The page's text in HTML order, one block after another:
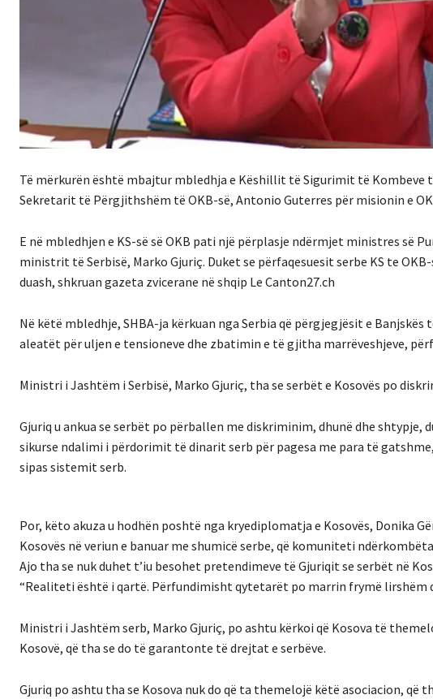
Të mërkurën është mbajtur mbledhja e Këshillit të Sigurimit të
Sekretarit të Përgjithshëm të OKB-së, Antonio Guterres për misionin e
E në mbledhjen e KS-së së OKB pati një përplasje ndërmjet ministres së
ministrit të Serbisë, Marko Gjuriç. Duket se përfaqesuesit serbe KS te
duash, shkruan gazeta zvicerane në shqip Le Canton27.ch
Në këtë mbledhje, SHBA-ja kërkuan nga Serbia që përgjegjësit e
aleatët për uljen e tensioneve dhe zbatimin e të gjitha marrëveshjeve,
Ministri i Jashtëm i Serbisë, Marko Gjuriç, tha se serbët e Kosovës po
Gjuriq u ankua se serbët po përballen me diskriminim, dhunë dhe shtypje,
sikurse ndalimi i përdorimit të dinarit serb për pagesa me para të
sipas sistemit serb.
Por, këto akuza u hodhën poshtë nga kryediplomatja e Kosovës, Donika
Kosovës në veriun e banuar me shumicë serbe, që komuniteti
Ajo tha se nuk duhet t’iu besohet pretendimeve të Gjuriqit se serbët në
“Realiteti është i qartë. Përfundimisht qytetarët po marrin frymë lirshëm
Ministri i Jashtëm serb, Marko Gjuriç, po ashtu kërkoi që Kosova të
Kosovë, që tha se do të garantonte të drejtat e serbëve.
Gjuriq po ashtu tha se Kosova nuk do që ta themelojë këtë asociacion,